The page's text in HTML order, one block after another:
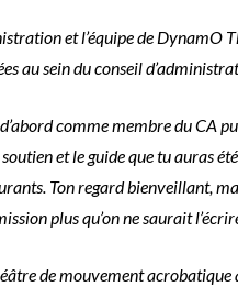
et l’équipe de DynamO
au sein du conseil
comme membre du CA
et le guide que tu auras
Ton regard bienveillant,
plus qu’on ne saurait
de mouvement acrobatique